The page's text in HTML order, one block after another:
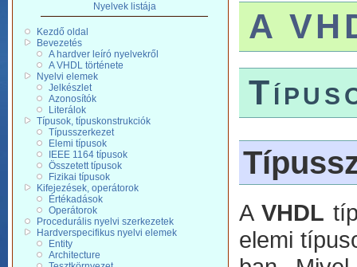
Nyelvek listája
Kezdő oldal
Bevezetés
A hardver leíró nyelvekről
A VHDL története
Nyelvi elemek
Jelkészlet
Azonosítók
Literálok
Típusok, típuskonstrukciók
Típusszerkezet
Elemi típusok
IEEE 1164 típusok
Összetett típusok
Fizikai típusok
Kifejezések, operátorok
Értékadások
Operátorok
Procedurális nyelvi szerkezetek
Hardverspecifikus nyelvi elemek
Entity
Architecture
A
A VHDL
elemi